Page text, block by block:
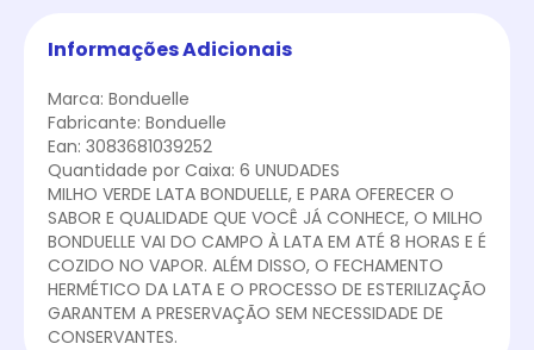
Informações Adicionais
Marca: Bonduelle
Fabricante: Bonduelle
Ean: 3083681039252
Quantidade por Caixa: 6 UNUDADES
MILHO VERDE LATA BONDUELLE, E PARA OFERECER O
SABOR E QUALIDADE QUE VOCÊ JÁ CONHECE, O MILHO
BONDUELLE VAI DO CAMPO À LATA EM ATÉ 8 HORAS E É
COZIDO NO VAPOR. ALÉM DISSO, O FECHAMENTO
HERMÉTICO DA LATA E O PROCESSO DE ESTERILIZAÇÃO
GARANTEM A PRESERVAÇÃO SEM NECESSIDADE DE
CONSERVANTES.